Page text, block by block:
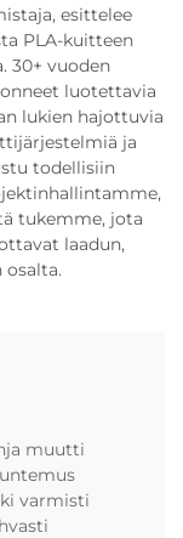
esittelee
PLA-kuitteen
30+ vuoden
luotettavia
lukien hajottuvia
ja
todellisiin
tukemme, jota
laadun,
osalta.
muutti
varmisti